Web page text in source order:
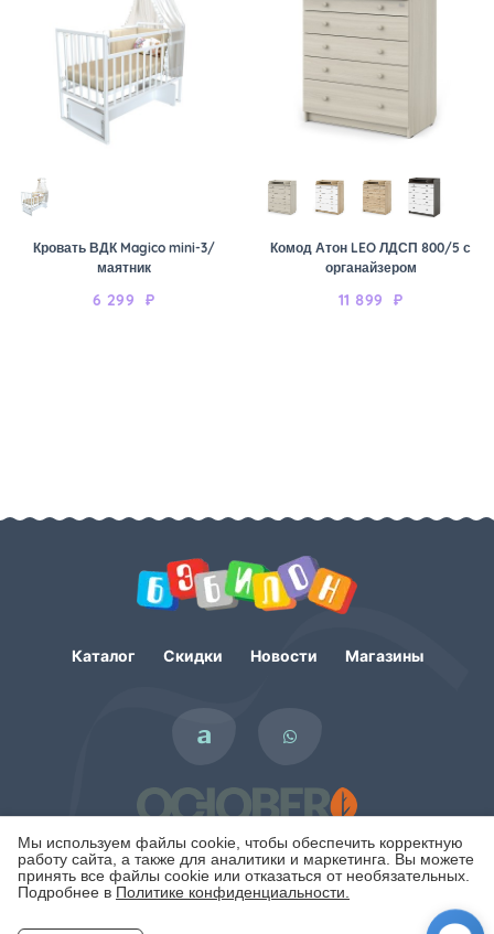
Мы используем файлы cookie, чтобы обеспечить корректную
работу сайта, а также для аналитики и маркетинга. Вы можете
принять все файлы cookie или отказаться от необязательных.
Подробнее в Политике конфиденциальности.
Кровать ВДК Magico mini-3/
маятник
6 299 ₽
Комод Атон LEO ЛДСП 800/5 с
органайзером
11 899 ₽
Каталог Скидки Новости Магазины
Политика конфиденциальности